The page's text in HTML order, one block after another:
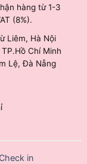
hàng từ 1-3
(8%).
Liêm, Hà Nội
Chí Minh
Lệ, Đà Nẵng
in